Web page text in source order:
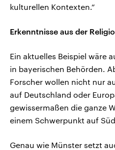
kulturellen Kontexten.“
Erkenntnisse aus der
Ein aktuelles Beispiel wäre
in bayerischen Behörden.
Forscher wollen nicht nur
auf Deutschland oder
gewissermaßen die ganze
einem Schwerpunkt auf
Genau wie Münster setzt